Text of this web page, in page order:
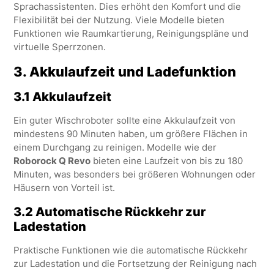
Sprachassistenten. Dies erhöht den Komfort und die
Flexibilität bei der Nutzung. Viele Modelle bieten
Funktionen wie Raumkartierung, Reinigungspläne und
virtuelle Sperrzonen.
3.Akkulaufzeit und Ladefunktion
3.1 Akkulaufzeit
Ein guter Wischroboter sollte eine Akkulaufzeit von
mindestens 90 Minuten haben, um größere Flächen in
einem Durchgang zu reinigen. Modelle wie der
Roborock Q Revobieten eine Laufzeit von bis zu 180
Minuten, was besonders bei größeren Wohnungen oder
Häusern von Vorteil ist.
3.2 Automatische Rückkehr zur
Ladestation
Praktische Funktionen wie die automatische Rückkehr
zur Ladestation und die Fortsetzung der Reinigung nach